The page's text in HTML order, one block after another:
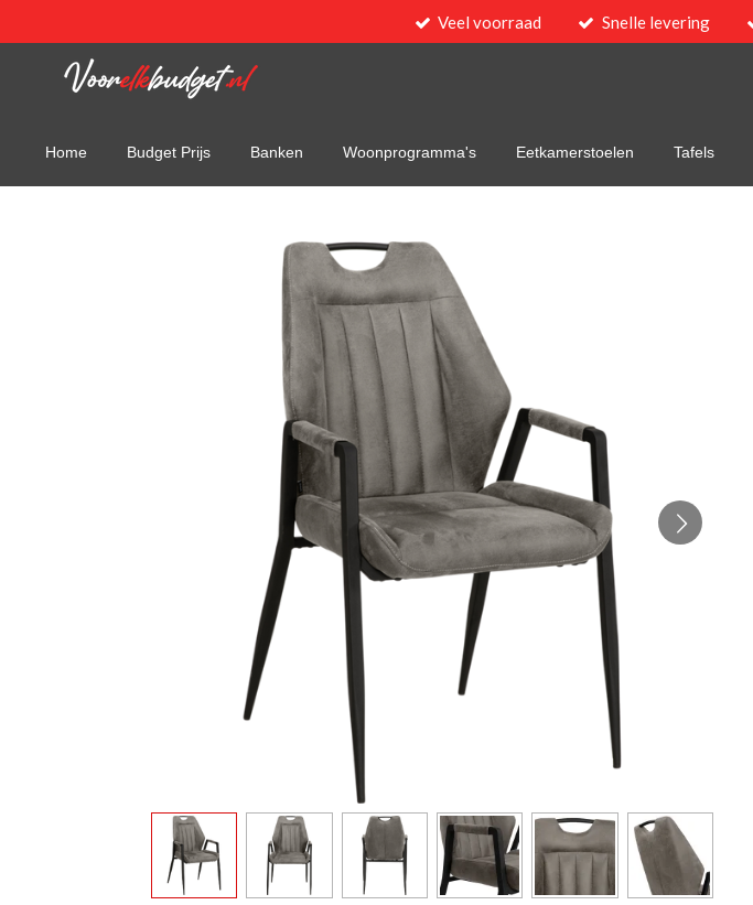
direct
Veel voorraad Snelle levering
Home Budget Prijs Banken Woonprogramma's Eetkamerstoelen Tafels